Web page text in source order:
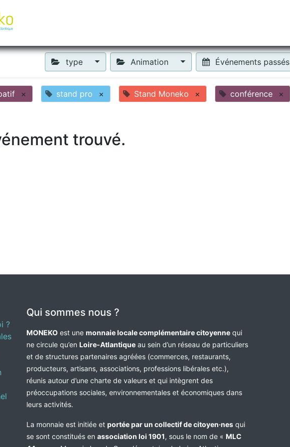
type Animation Événements passés
× stand pro × Stand Moneko × conférence ×
trouvé.
?
Qui sommes nous ?
MONEKO est une monnaie locale complémentaire citoyenne qui
ne circule qu’en Loire-Atlantique au sein d’un réseau de particuliers
et de structures partenaires agréées (commerces, restaurants,
producteurs, artisans, associations, professions libérales etc.),
réunis autour d’une charte de valeurs et qui intègrent des
préoccupations sociales, environnementales et économiques dans
leurs activités.
La monnaie est initiée et portée par un collectif de citoyen·nes qui
se sont constitués en association loi 1901, sous le nom de « MLC